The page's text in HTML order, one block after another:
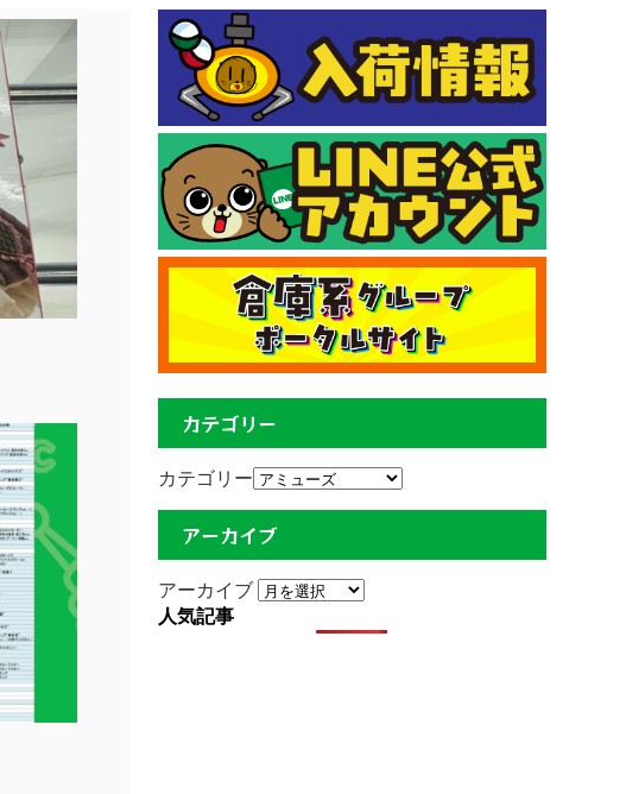
カテゴリー
カテゴリー
アーカイブ
アーカイブ
人気記事